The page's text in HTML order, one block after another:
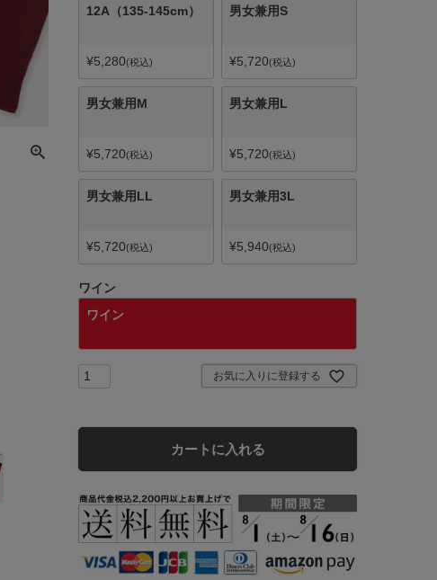
12A（135-145cm）
¥5,280 税込
男女兼用S
¥5,720 税込
男女兼用M
¥5,720 税込
男女兼用L
¥5,720 税込
男女兼用LL
¥5,720 税込
男女兼用3L
¥5,940 税込
ワイン
ワイン
お気に入りに登録する
カートに入れる